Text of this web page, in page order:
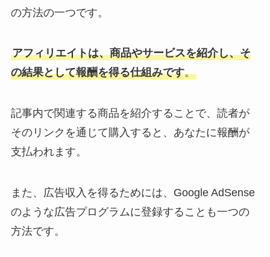
の方法の一つです。
アフィリエイトは、商品やサービスを紹介し、そ
の結果として報酬を得る仕組みです。
記事内で関連する商品を紹介することで、読者が
そのリンクを通じて購入すると、あなたに報酬が
支払われます。
また、広告収入を得るためには、Google AdSense
のような広告プログラムに登録することも一つの
方法です。